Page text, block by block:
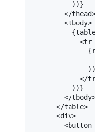
          ))}
</thead>
<tbody>
<tr
</tr
          ))}
</tbody>
</table>
<div>
<button